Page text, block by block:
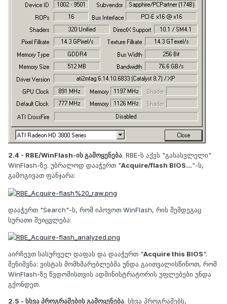
2.4 - RBE/WinFlash-ის გამოყენება. RBE-ს აქვს "გასასვლელი"
WinFlash-ზე. უბრალოდ დააჭერთ "Acquire/flash BIOS..."-ს,
გამოგივათ ფანჯარა:
დააჭერთ "Search"-ს, რომ იპოვოთ WinFlash, რის შემდეგაც
სურათი შეიცვლება:
აირჩევთ სასურველ დაფას და დააჭერთ "Acquire this BIOS".
შენიშვნა: ვისტას მომხმარებლებმა უნდა გაითვალისწინოთ, რომ
WinFlash-ზე წვდომისთვის ადმინისტრატორის უფლებები უნდა
გქონდეთ.
2.5 - სხვა პროგრამების გამოყენება. სხვა პროგრამებს,